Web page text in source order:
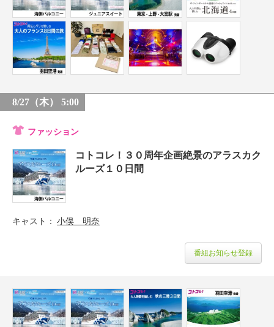
8/27（木） 5:00
ファッション
コトコレ！３０周年企画絶景のアラスカク
ルーズ１０日間
キャスト 小俣 明奈
番組お知らせ登録